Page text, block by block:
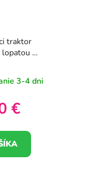
traktor
lopatou a
3-4 dni
€